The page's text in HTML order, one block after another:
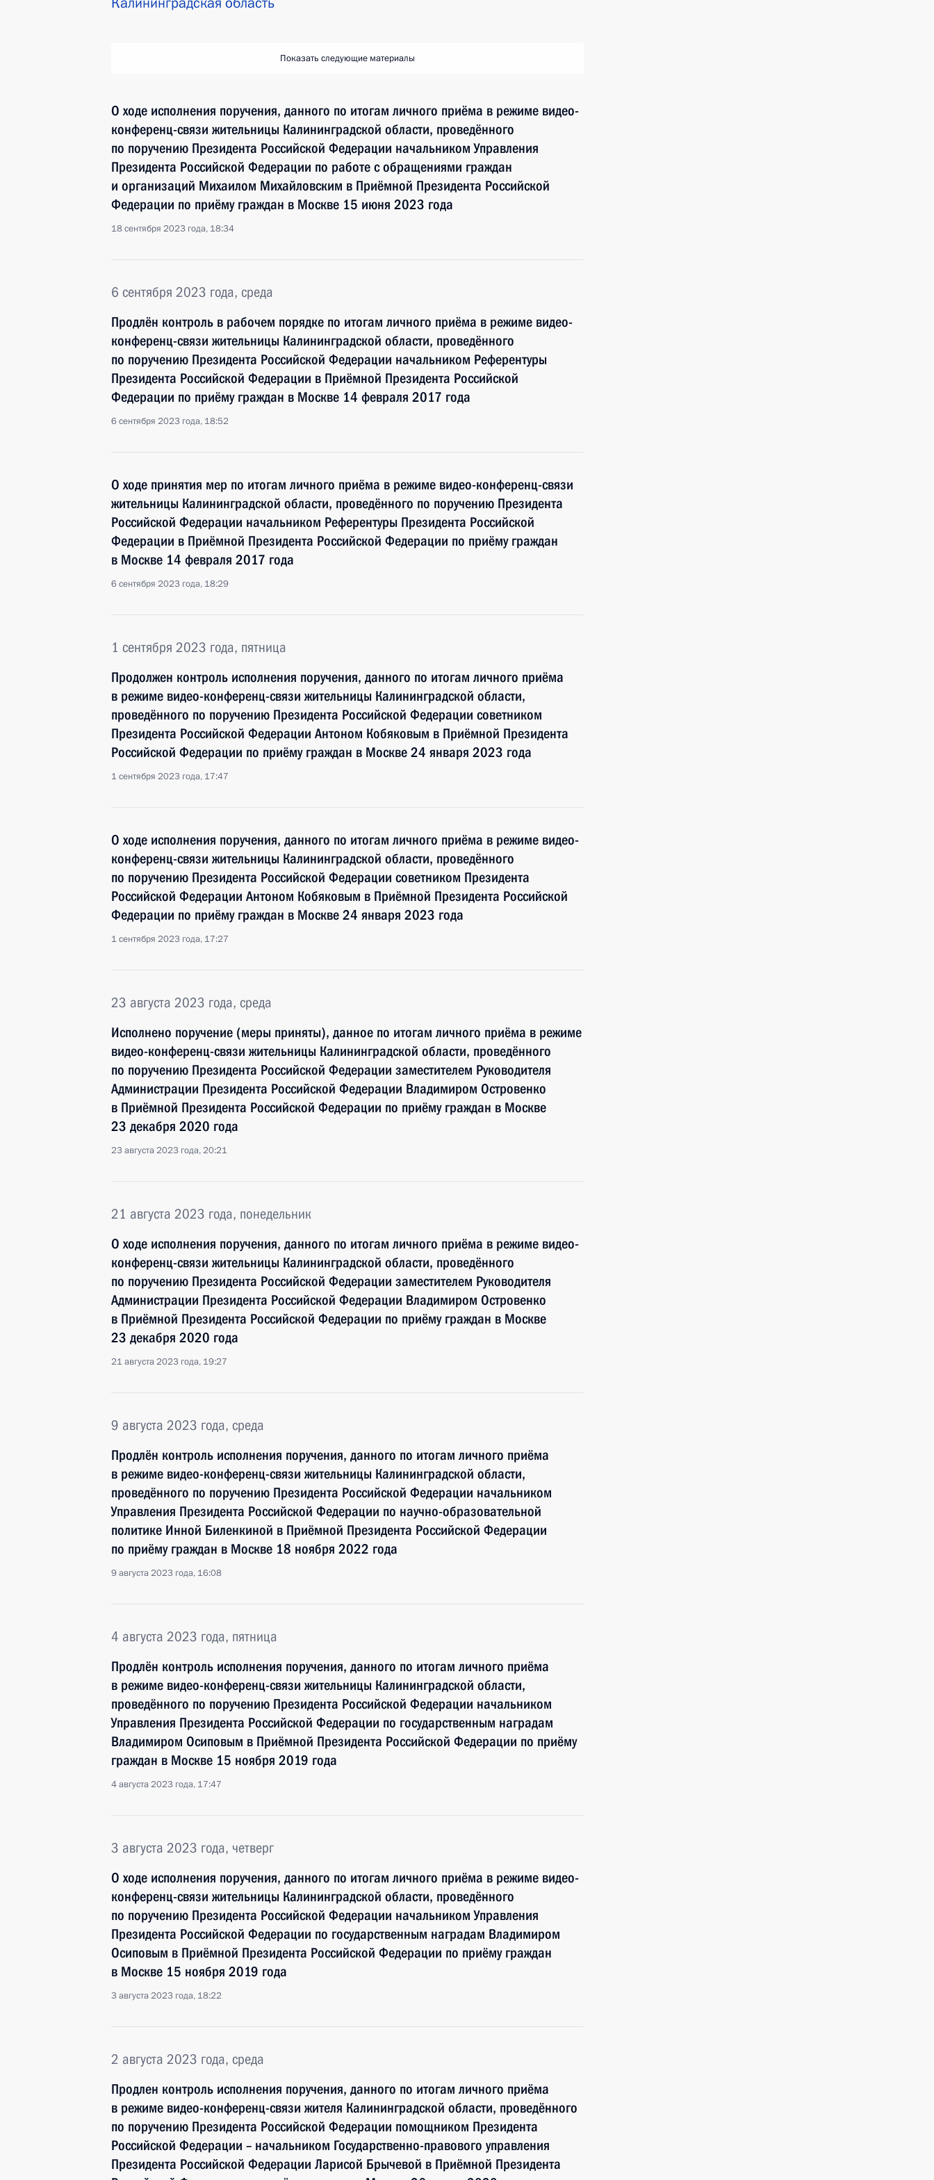
Показать следующие материалы
О ходе исполнения поручения, данного по итогам личного приёма в режиме видео-
конференц-связи жительницы Калининградской области, проведённого
по поручению Президента Российской Федерации начальником Управления
Президента Российской Федерации по работе с обращениями граждан
и организаций Михаилом Михайловским в Приёмной Президента Российской
Федерации по приёму граждан в Москве 15 июня 2023 года
18 сентября 2023 года, 18:34
6 сентября 2023 года, среда
Продлён контроль в рабочем порядке по итогам личного приёма в режиме видео-
конференц-связи жительницы Калининградской области, проведённого
по поручению Президента Российской Федерации начальником Референтуры
Президента Российской Федерации в Приёмной Президента Российской
Федерации по приёму граждан в Москве 14 февраля 2017 года
6 сентября 2023 года, 18:52
О ходе принятия мер по итогам личного приёма в режиме видео-конференц-связи
жительницы Калининградской области, проведённого по поручению Президента
Российской Федерации начальником Референтуры Президента Российской
Федерации в Приёмной Президента Российской Федерации по приёму граждан
в Москве 14 февраля 2017 года
6 сентября 2023 года, 18:29
1 сентября 2023 года, пятница
Продолжен контроль исполнения поручения, данного по итогам личного приёма
в режиме видео-конференц-связи жительницы Калининградской области,
проведённого по поручению Президента Российской Федерации советником
Президента Российской Федерации Антоном Кобяковым в Приёмной Президента
Российской Федерации по приёму граждан в Москве 24 января 2023 года
1 сентября 2023 года, 17:47
О ходе исполнения поручения, данного по итогам личного приёма в режиме видео-
конференц-связи жительницы Калининградской области, проведённого
по поручению Президента Российской Федерации советником Президента
Российской Федерации Антоном Кобяковым в Приёмной Президента Российской
Федерации по приёму граждан в Москве 24 января 2023 года
1 сентября 2023 года, 17:27
23 августа 2023 года, среда
Исполнено поручение (меры приняты), данное по итогам личного приёма в режиме
видео-конференц-связи жительницы Калининградской области, проведённого
по поручению Президента Российской Федерации заместителем Руководителя
Администрации Президента Российской Федерации Владимиром Островенко
в Приёмной Президента Российской Федерации по приёму граждан в Москве
23 декабря 2020 года
23 августа 2023 года, 20:21
21 августа 2023 года, понедельник
О ходе исполнения поручения, данного по итогам личного приёма в режиме видео-
конференц-связи жительницы Калининградской области, проведённого
по поручению Президента Российской Федерации заместителем Руководителя
Администрации Президента Российской Федерации Владимиром Островенко
в Приёмной Президента Российской Федерации по приёму граждан в Москве
23 декабря 2020 года
21 августа 2023 года, 19:27
9 августа 2023 года, среда
Продлён контроль исполнения поручения, данного по итогам личного приёма
в режиме видео-конференц-связи жительницы Калининградской области,
проведённого по поручению Президента Российской Федерации начальником
Управления Президента Российской Федерации по научно-образовательной
политике Инной Биленкиной в Приёмной Президента Российской Федерации
по приёму граждан в Москве 18 ноября 2022 года
9 августа 2023 года, 16:08
4 августа 2023 года, пятница
Продлён контроль исполнения поручения, данного по итогам личного приёма
в режиме видео-конференц-связи жительницы Калининградской области,
проведённого по поручению Президента Российской Федерации начальником
Управления Президента Российской Федерации по государственным наградам
Владимиром Осиповым в Приёмной Президента Российской Федерации по приёму
граждан в Москве 15 ноября 2019 года
4 августа 2023 года, 17:47
3 августа 2023 года, четверг
О ходе исполнения поручения, данного по итогам личного приёма в режиме видео-
конференц-связи жительницы Калининградской области, проведённого
по поручению Президента Российской Федерации начальником Управления
Президента Российской Федерации по государственным наградам Владимиром
Осиповым в Приёмной Президента Российской Федерации по приёму граждан
в Москве 15 ноября 2019 года
3 августа 2023 года, 18:22
2 августа 2023 года, среда
Продлен контроль исполнения поручения, данного по итогам личного приёма
в режиме видео-конференц-связи жителя Калининградской области, проведённого
по поручению Президента Российской Федерации помощником Президента
Российской Федерации – начальником Государственно-правового управления
Президента Российской Федерации Ларисой Брычевой в Приёмной Президента